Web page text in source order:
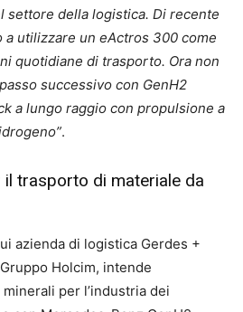
settore della logistica. Di recente
a utilizzare un eActros 300 come
quotidiane di trasporto. Ora non
successivo con GenH2
a lungo raggio con propulsione a
.
trasporto di materiale da
azienda di logistica Gerdes +
Holcim, intende
per l’industria dei